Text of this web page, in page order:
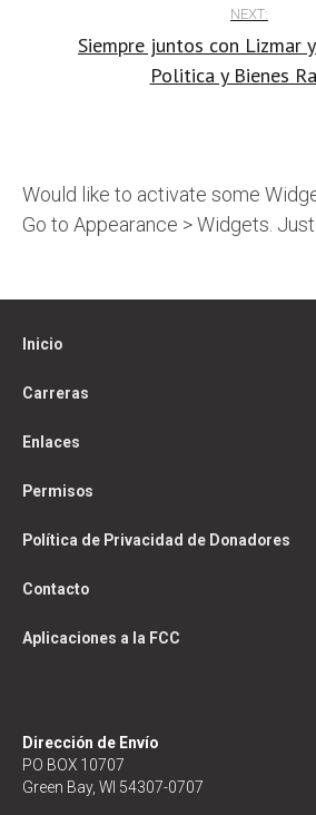
NEXT:
Siempre juntos con Lizmar
Politica y Bienes
Would like to activate some
Go to Appearance > Widgets.
Inicio
Carreras
Enlaces
Permisos
Política de Privacidad de Donadores
Contacto
Aplicaciones a la FCC
Dirección de Envío
PO BOX 10707
Green Bay, WI 54307-0707